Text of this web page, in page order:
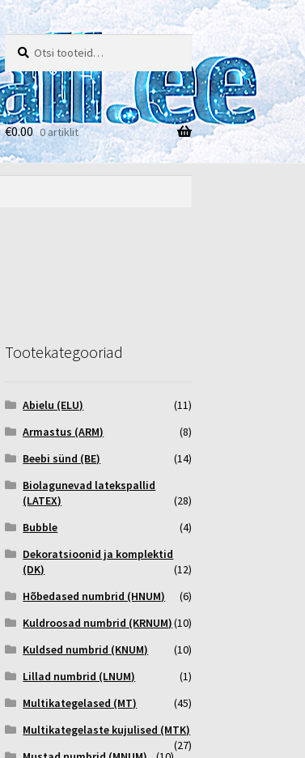
Otsi:
Otsi
€0.00 0 artiklit
Tootekategooriad
Abielu (ELU)
(11)
Armastus (ARM)
(8)
Beebi sünd (BE)
(14)
Biolagunevad latekspallid
(LATEX)
(28)
Bubble
(4)
Dekoratsioonid ja komplektid
(DK)
(12)
Hõbedased numbrid (HNUM)
(6)
Kuldroosad numbrid (KRNUM)(10)
Kuldsed numbrid (KNUM)
(10)
Lillad numbrid (LNUM)
(1)
Multikategelased (MT)
(45)
Multikategelaste kujulised (MTK)
(27)